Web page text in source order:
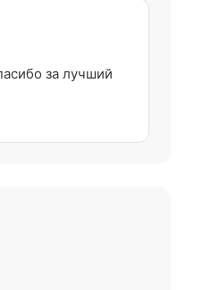
за лучший